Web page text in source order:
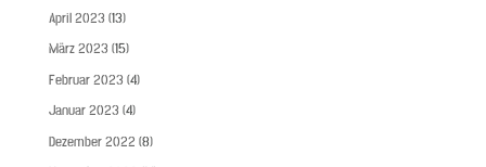
April 2023 (13)
März 2023 (15)
Februar 2023 (4)
Januar 2023 (4)
Dezember 2022 (8)